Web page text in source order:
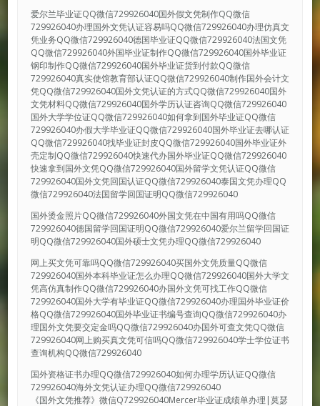
爱尔兰毕业证QQ微信729926040国外假文凭制作QQ微信
729926040办理国外文凭认证容易吗QQ微信729926040办理仿真文
凭业务QQ微信729926040德国毕业证QQ微信729926040法国文凭
QQ微信729926040外国毕业证制作QQ微信729926040国外毕业证
钢印制作QQ微信729926040国外毕业证货到付款QQ微信
729926040真实使馆教育部认证QQ微信729926040制作国外会计文
凭QQ微信729926040国外文凭认证的方式QQ微信729926040国外
文凭材料QQ微信729926040国外学历认证咨询QQ微信729926040
国外大学学位证QQ微信729926040如何拿到国外毕业证QQ微信
729926040办假大学毕业证QQ微信729926040国外毕业证去哪认证
QQ微信729926040找毕业证封皮QQ微信729926040国外毕业证外
壳定制QQ微信729926040快速代办国外毕业证QQ微信729926040
快速拿到国外文凭QQ微信729926040国外留学文凭认证QQ微信
729926040国外文凭回国认证QQ微信729926040泰国文凭办理QQ
微信729926040法国留学回国证明QQ微信729926040
国外烫金照片QQ微信729926040外国文凭在中国有用吗QQ微信
729926040德国留学回国证明QQ微信729926040爱尔兰留学回国证
明QQ微信729926040国外硕士文凭办理QQ微信729926040
网上买文凭可靠吗QQ微信729926040买国外文凭质量QQ微信
729926040国外本科毕业证怎么办理QQ微信729926040国外大学文
凭高仿真制作QQ微信729926040办国外文凭可找工作QQ微信
729926040国外大学有毕业证QQ微信729926040办理国外毕业证价
格QQ微信729926040国外毕业证书编号查询QQ微信729926040办
理国外文凭要交定金吗QQ微信729926040办国外可查文凭QQ微信
729926040网上购买真文凭可信吗QQ微信729926040学士学位证书
查询机构QQ微信729926040
国外资格证书办理QQ微信729926040如何办理学历认证QQ微信
729926040海外文凭认证办理QQ微信729926040
《国外文凭推荐》微信Q729926040Mercer毕业证成绩单办理|莫瑟